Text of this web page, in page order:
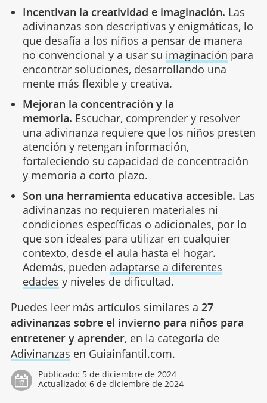
Incentivan la creatividad e imaginación. Las
adivinanzas son descriptivas y enigmáticas, lo
que desafía a los niños a pensar de manera
no convencional y a usar su imaginación para
encontrar soluciones, desarrollando una
mente más flexible y creativa.
Mejoran la concentración y la
memoria. Escuchar, comprender y resolver
una adivinanza requiere que los niños presten
atención y retengan información,
fortaleciendo su capacidad de concentración
y memoria a corto plazo.
Son una herramienta educativa accesible. Las
adivinanzas no requieren materiales ni
condiciones específicas o adicionales, por lo
que son ideales para utilizar en cualquier
contexto, desde el aula hasta el hogar.
Además, pueden adaptarse a diferentes
edades y niveles de dificultad.
Puedes leer más artículos similares a 27
adivinanzas sobre el invierno para niños para
entretener y aprender, en la categoría de
Adivinanzas en Guiainfantil.com.
Publicado: 5 de diciembre de 2024
Actualizado: 6 de diciembre de 2024